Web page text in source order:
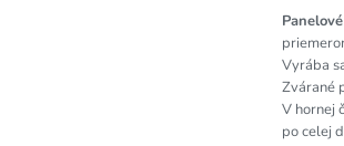
Vyrába
Zvárané
V hornej
po celej